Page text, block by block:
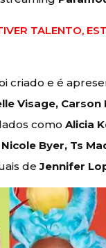
TALENTO,
criado e é
Visage,
comoAlicia
Byer, Ts
de Jennifer